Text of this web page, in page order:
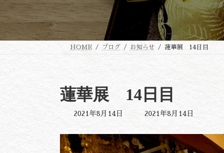
HOME ブログ お知らせ 蓮華展 14日目
蓮華展 14日目
2021年8月14日
最
新
時
2021年8月14日